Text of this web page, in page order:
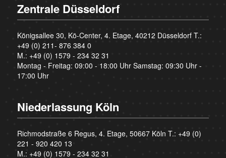
Zentrale Düsseldorf
Königsallee 30, Kö-Center, 4. Etage, 40212 Düsseldorf T.:
+49 (0) 211- 876 384 0
M.: +49 (0) 1579 - 234 32 31
Montag - Freitag: 09:00 - 18:00 Uhr Samstag: 09:30 Uhr -
17:00 Uhr
Niederlassung Köln
Richmodstraße 6 Regus, 4. Etage, 50667 Köln T.: +49 (0)
221 - 920 420 13
M.: +49 (0) 1579 - 234 32 31